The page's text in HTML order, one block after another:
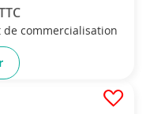
commercialisation